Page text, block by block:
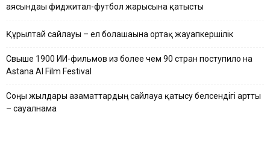
аясындағы фиджитал-футбол жарысына қатысты
Құрылтай сайлауы – ел болашағына ортақ жауапкершілік
Свыше 1900 ИИ-фильмов из более чем 90 стран поступило на
Astana AI Film Festival
Соңғы жылдары азаматтардың сайлауға қатысу белсендігі артты
– сауалнама